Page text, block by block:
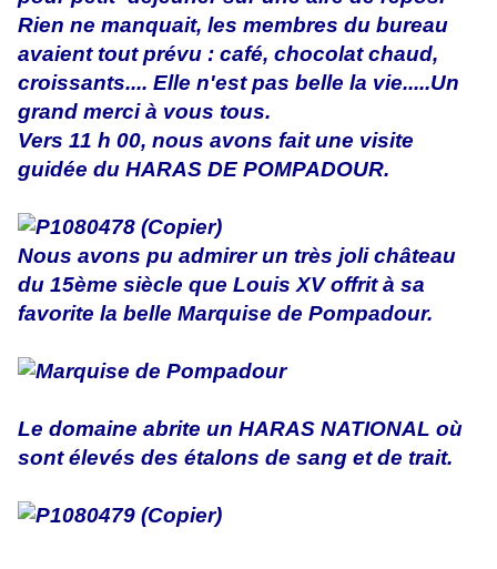
Rien ne manquait, les membres du bureau
avaient tout prévu : café, chocolat chaud,
croissants.... Elle n'est pas belle la vie.....Un
grand merci à vous tous.
Vers 11 h 00, nous avons fait une visite
guidée du HARAS DE POMPADOUR.
Nous avons pu admirer un très joli château
du 15ème siècle que Louis XV offrit à sa
favorite la belle Marquise de Pompadour.
Le domaine abrite un HARAS NATIONAL où
sont élevés des étalons de sang et de trait.